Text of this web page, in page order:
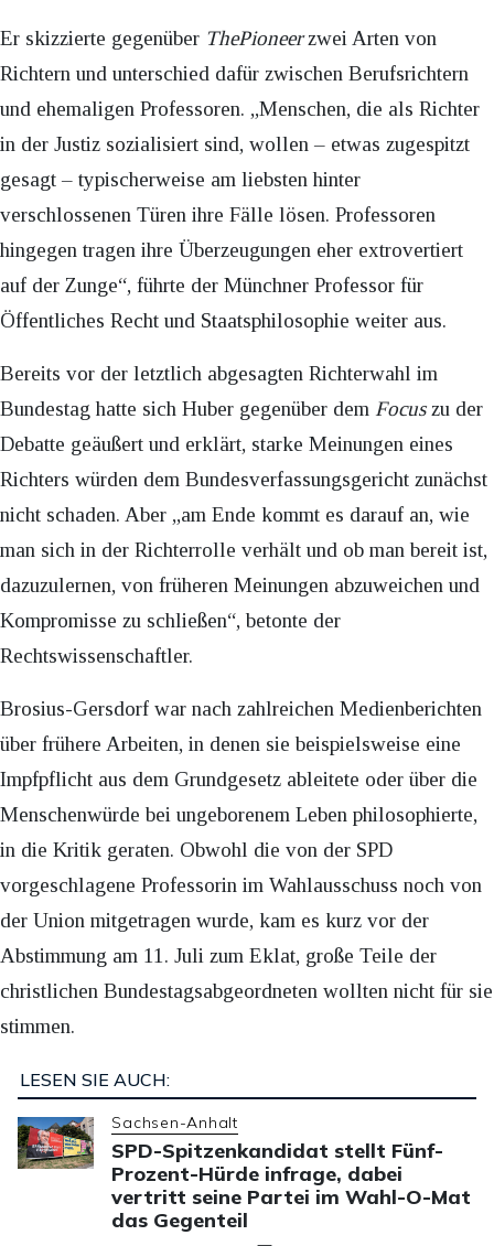
Er skizzierte gegenüber ThePioneerzwei Arten von
Richtern und unterschied dafür zwischen Berufsrichtern
und ehemaligen Professoren. „Menschen, die als Richter
in der Justiz sozialisiert sind, wollen – etwas zugespitzt
gesagt – typischerweise am liebsten hinter
verschlossenen Türen ihre Fälle lösen. Professoren
hingegen tragen ihre Überzeugungen eher extrovertiert
auf der Zunge“, führte der Münchner Professor für
Öffentliches Recht und Staatsphilosophie weiter aus.
Bereits vor der letztlich abgesagten Richterwahl im
Bundestag hatte sich Huber gegenüber dem Focuszu der
Debatte geäußert und erklärt, starke Meinungen eines
Richters würden dem Bundesverfassungsgericht zunächst
nicht schaden. Aber „am Ende kommt es darauf an, wie
man sich in der Richterrolle verhält und ob man bereit ist,
dazuzulernen, von früheren Meinungen abzuweichen und
Kompromisse zu schließen“, betonte der
Rechtswissenschaftler.
Brosius-Gersdorf war nach zahlreichen Medienberichten
über frühere Arbeiten, in denen sie beispielsweise eine
Impfpflicht aus dem Grundgesetz ableitete oder über die
Menschenwürde bei ungeborenem Leben philosophierte,
in die Kritik geraten. Obwohl die von der SPD
vorgeschlagene Professorin im Wahlausschuss noch von
der Union mitgetragen wurde, kam es kurz vor der
Abstimmung am 11. Juli zum Eklat, große Teile der
christlichen Bundestagsabgeordneten wollten nicht für sie
stimmen.
LESEN SIE AUCH:
Sachsen-Anhalt
SPD-Spitzenkandidat stellt Fünf-
Prozent-Hürde infrage, dabei
vertritt seine Partei im Wahl-O-Mat
das Gegenteil